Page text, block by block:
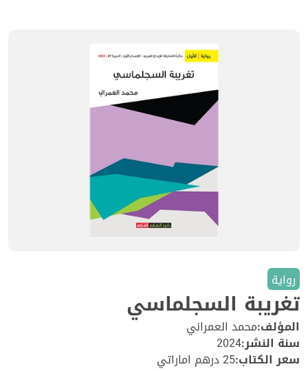
رواية
تغريبة السجلماسي
المؤلف:محمد العمراني
سنة النشر:2024
سعر الكتاب:25 درهم اماراتي